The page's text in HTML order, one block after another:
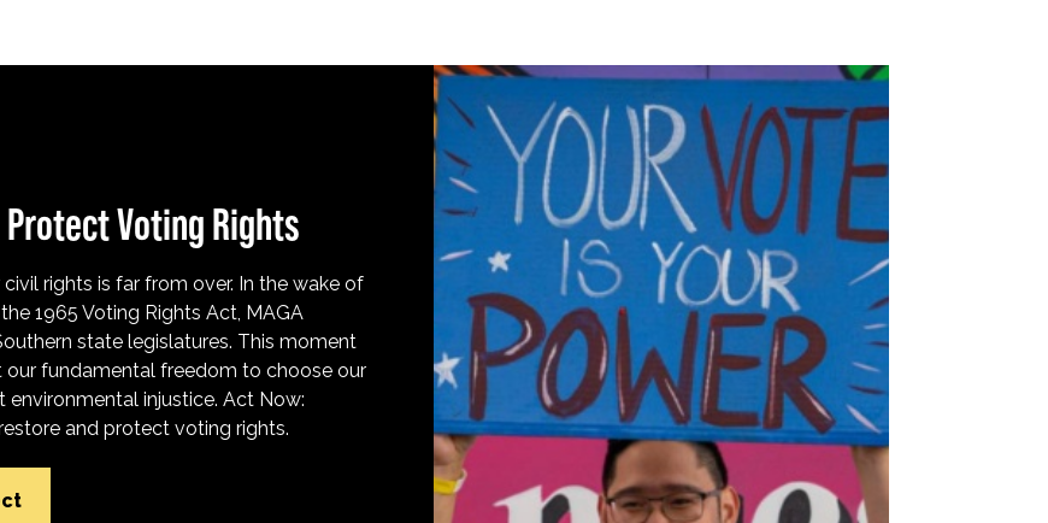
Voting Rights
rights is far from over. In the wake of
1965 Voting Rights Act, MAGA
state legislatures. This moment
fundamental freedom to choose our
injustice. Act Now:
and protect voting rights.